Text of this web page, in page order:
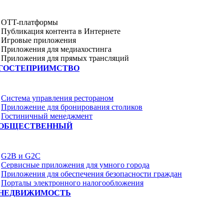
OTT-платформы
Публикация контента в Интернете
Игровые приложения
Приложения для медиахостинга
Приложения для прямых трансляций
Система управления рестораном
Приложение для бронирования столиков
Гостиничный менеджмент
G2B и G2C
Сервисные приложения для умного города
Приложения для обеспечения безопасности граждан
Порталы электронного налогообложения